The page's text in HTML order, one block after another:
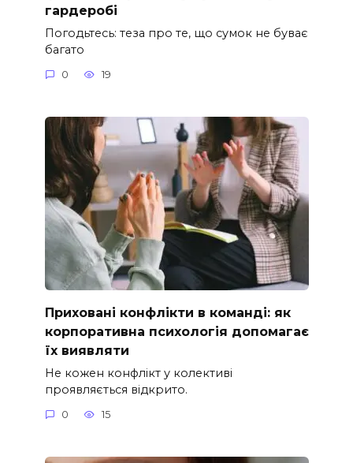
гардеробі
Погодьтесь: теза про те, що сумок не буває
багато
0 19
Приховані конфлікти в команді: як
корпоративна психологія допомагає
їх виявляти
Не кожен конфлікт у колективі
проявляється відкрито.
0 15